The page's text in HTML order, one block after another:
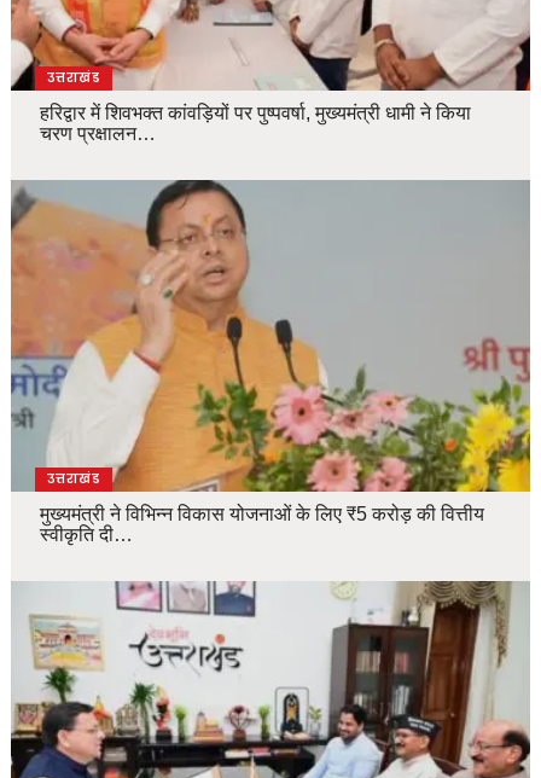
उत्तराखंड
हरिद्वार में शिवभक्त कांवड़ियों पर पुष्पवर्षा, मुख्यमंत्री धामी ने किया
चरण प्रक्षालन…
उत्तराखंड
मुख्यमंत्री ने विभिन्न विकास योजनाओं के लिए ₹5 करोड़ की वित्तीय
स्वीकृति दी…